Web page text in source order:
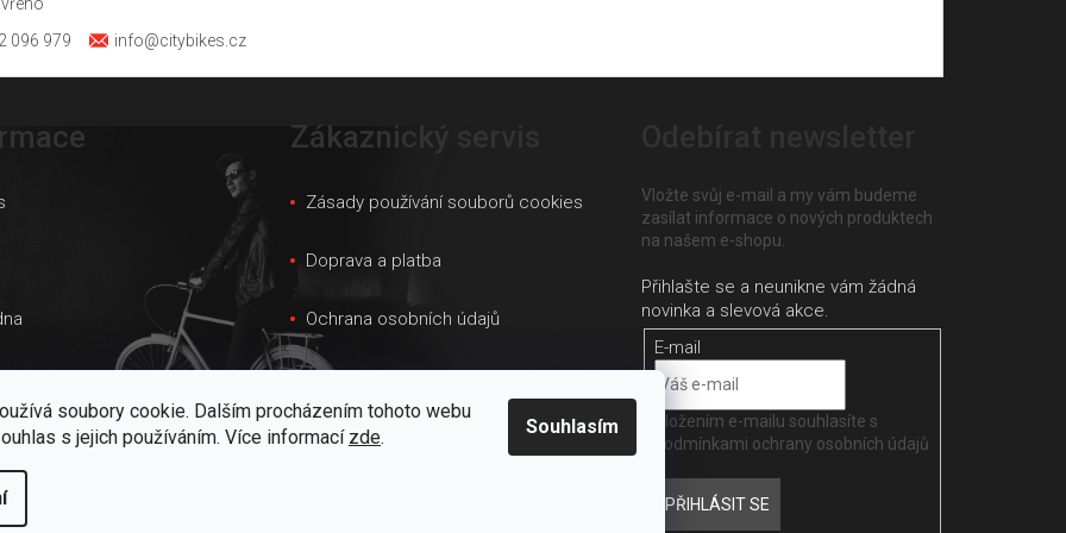
soubory cookie. Dalším procházením tohoto webu
s jejich používáním. Více informací zde. Souhlasím
096 979
info@citybikes.cz
velikostí
Zákaznický servis
Zásady používání souborů cookies
Doprava a platba
Ochrana osobních údajů
Obchodní podmínky
Velkoobchod
Vložte svůj e-mail a my vám budeme
zasílat informace o nových produktech
na našem e-shopu.
E-mail
Vložením e-mailu souhlasíte s
podmínkami ochrany osobních údajů
PŘIHLÁSIT SE